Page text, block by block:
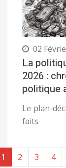
02
La
2026 :
politique
Le plan-
faits
1 2 3 4